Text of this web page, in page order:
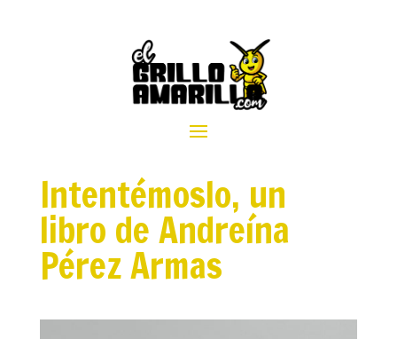
Intentémoslo, un
libro de Andreína
Pérez Armas